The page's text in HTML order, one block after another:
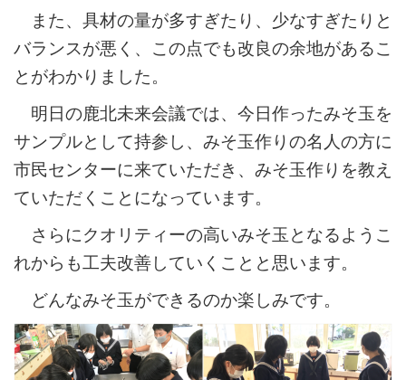
また、具材の量が多すぎたり、少なすぎたりと
バランスが悪く、この点でも改良の余地があるこ
とがわかりました。
明日の鹿北未来会議では、今日作ったみそ玉を
サンプルとして持参し、みそ玉作りの名人の方に
市民センターに来ていただき、みそ玉作りを教え
ていただくことになっています。
さらにクオリティーの高いみそ玉となるようこ
れからも工夫改善していくことと思います。
どんなみそ玉ができるのか楽しみです。